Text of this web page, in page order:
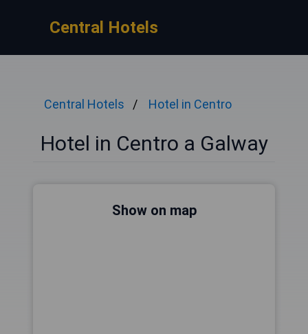
Central Hotels
Central Hotels Hotel in Centro
Hotel in Centro a Galway
Show on map